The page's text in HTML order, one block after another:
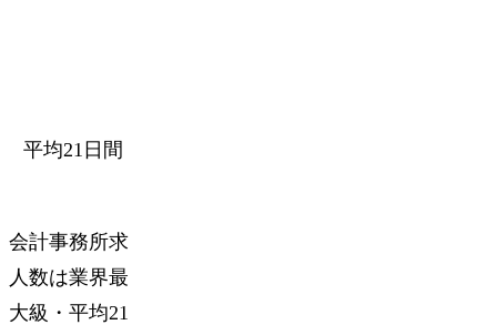
平均21日間
会計事務所求
人数は業界最
大級 ・ 平均21